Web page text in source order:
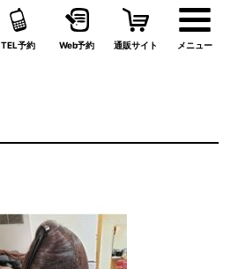
メニュー
通販サイト
Web予約
TEL予約